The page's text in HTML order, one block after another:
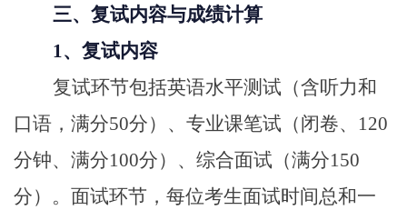
三、复试内容与成绩计算
1、复试内容
复试环节包括英语水平测试（含听力和
口语，满分50分）、专业课笔试（闭卷、120
分钟、满分100分）、综合面试（满分150
分）。面试环节，每位考生面试时间总和一